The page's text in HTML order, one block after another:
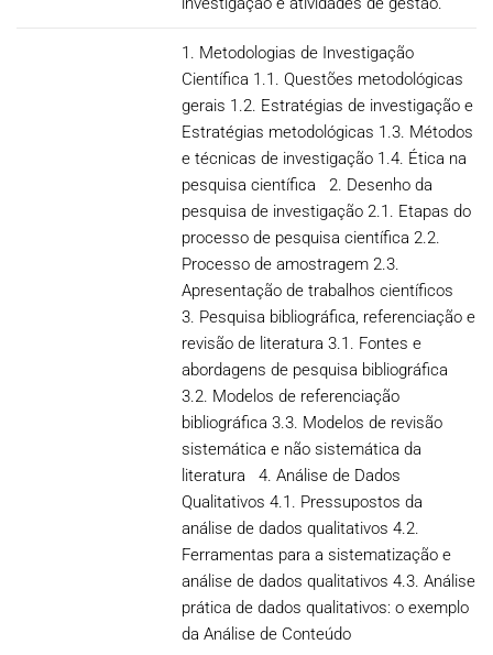
1. Metodologias de Investigação
Científica 1.1. Questões metodológicas
gerais 1.2. Estratégias de investigação e
Estratégias metodológicas 1.3. Métodos
e técnicas de investigação 1.4. Ética na
pesquisa científica 2. Desenho da
pesquisa de investigação 2.1. Etapas do
processo de pesquisa científica 2.2.
Processo de amostragem 2.3.
Apresentação de trabalhos científicos
3. Pesquisa bibliográfica, referenciação e
revisão de literatura 3.1. Fontes e
abordagens de pesquisa bibliográfica
3.2. Modelos de referenciação
bibliográfica 3.3. Modelos de revisão
sistemática e não sistemática da
literatura 4. Análise de Dados
Qualitativos 4.1. Pressupostos da
análise de dados qualitativos 4.2.
Ferramentas para a sistematização e
análise de dados qualitativos 4.3. Análise
prática de dados qualitativos: o exemplo
da Análise de Conteúdo